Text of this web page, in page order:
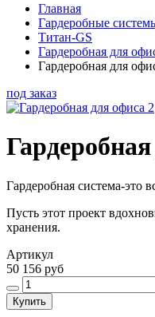
Главная
Гардеробные
Титан-GS
Гардеробная для
Гардеробная для
под заказ
Гардеробная система-это
Пусть этот проект
хранения.
Артикул
50 156 руб
Купить